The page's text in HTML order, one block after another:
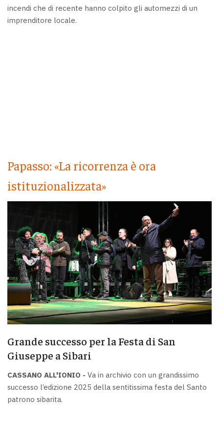
incendi che di recente hanno colpito gli automezzi di un
imprenditore locale.
Papasso: «La ricorrenza è ora
istituzionalizzata»
Grande successo per la Festa di San
Giuseppe a Sibari
CASSANO ALL'IONIO - Va in archivio con un grandissimo
successo l’edizione 2025 della sentitissima festa del Santo
patrono sibarita.